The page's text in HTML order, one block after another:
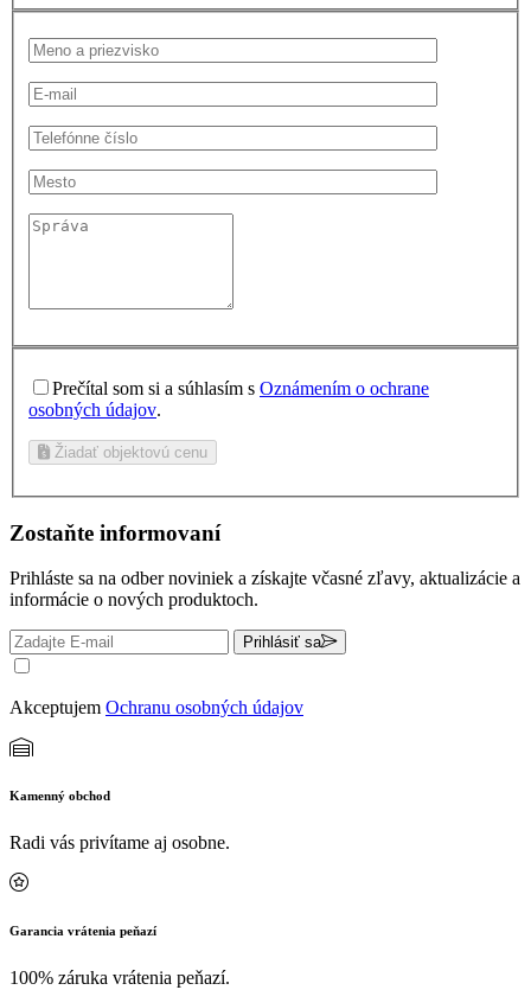
Prečítal som si a súhlasím s Oznámením o ochrane
osobných údajov.
Žiadať objektovú cenu
Zostaňte informovaní
Prihláste sa na odber noviniek a získajte včasné zľavy, aktualizácie a
informácie o nových produktoch.
Prihlásiť sa
Akceptujem Ochranu osobných údajov
Kamenný obchod
Radi vás privítame aj osobne.
Garancia vrátenia peňazí
100% záruka vrátenia peňazí.